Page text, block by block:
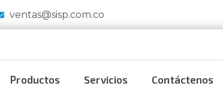
ventas@sisp.com.co
Productos Servicios Contáctenos